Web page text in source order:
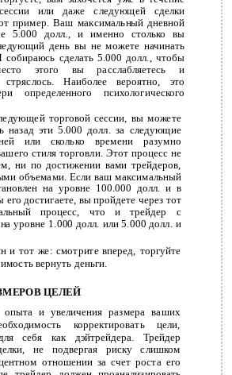
или даже следующей сделки
пример. Ваш максимальный дневной
5.000 долл., и именно столько вы
день вы не можете начинать
сделать 5.000 долл., чтобы
этого вы расслабляетесь и
Наиболее вероятно, это
определенного психологического
торговой сессии, вы можете
назад эти 5.000 долл. за следующие
или сколько времени разумно
стиля торговли. Этот процесс не
ни по достижении вами трейдеров,
объемами. Если ваш максимальный
на уровне 100.000 долл. и в
достигаете, вы пройдете через тот
процесс, что и трейдер с
уровне 1.000 долл. или 5.000 долл. и
и тот же: смотрите вперед, торгуйте
вернуть деньги.
ЦЕЛЕЙ
и увеличения размера ваших
корректировать цели,
себя как дэйтрейдера. Трейдер
не подвергая риску слишком
отношении за счет роста его